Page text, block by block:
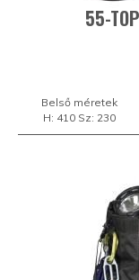
55-
Belső méretek
H: 410 Sz: 230